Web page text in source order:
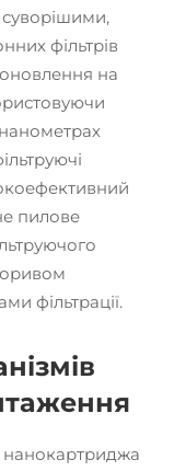
суворішими,
фільтрів
на
пилове
фільтрації.
нанокартриджа